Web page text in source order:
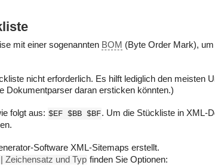
mit einer sogenannten BOM (Byte Order Mark),
nicht erforderlich. Es hilft lediglich den meisten
Dokumentparser daran ersticken könnten.)
folgt aus: $EF $BB $BF. Um die Stückliste in XML-
Software XML-Sitemaps erstellt.
Zeichensatz und Typ finden Sie Optionen: